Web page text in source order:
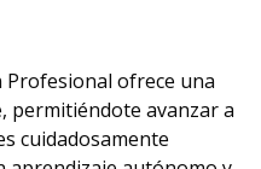
Profesional ofrece una
permitiéndote avanzar a
cuidadosamente